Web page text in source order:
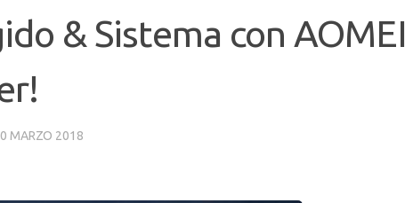
& Sistema con AOMEI
MARZO 2018